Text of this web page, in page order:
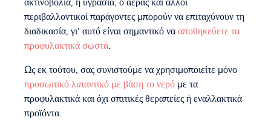
περιβαλλοντικοί παράγοντες μπορούν να επιταχύνουν τη
διαδικασία, γι' αυτό είναι σημαντικό νααποθηκεύετε τα
προφυλακτικά σωστά.
Ως εκ τούτου, σας συνιστούμε να χρησιμοποιείτε μόνο
προσωπικό λιπαντικό με βάση το νερό με τα
προφυλακτικά και όχι σπιτικές θεραπείες ή εναλλακτικά
προϊόντα.